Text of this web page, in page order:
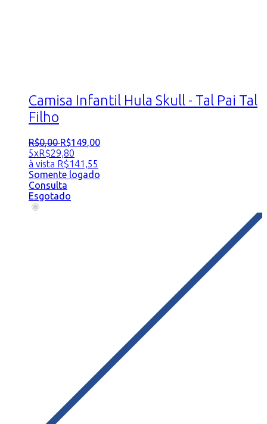
Camisa Infantil Hula Skull - Tal Pai Tal
Filho
R$0,00 R$149,00
5xR$29,80
à vista R$141,55
Somente logado
Consulta
Esgotado